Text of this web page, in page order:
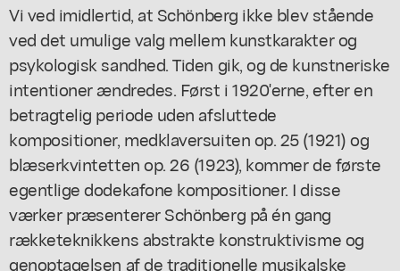
Vi ved imidlertid, at Schönberg ikke blev stående
ved det umulige valg mellem kunstkarakter og
psykologisk sandhed. Tiden gik, og de kunstneriske
intentioner ændredes. Først i 1920'erne, efter en
betragtelig periode uden afsluttede
kompositioner, medklaversuiten op. 25 (1921) og
blæserkvintetten op. 26 (1923), kommer de første
egentlige dodekafone kompositioner. I disse
værker præsenterer Schönberg på én gang
rækketeknikkens abstrakte konstruktivisme og
genoptagelsen af de traditionelle musikalske